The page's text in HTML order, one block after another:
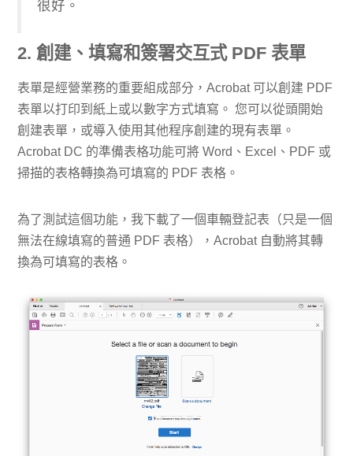
很好。
2. 創建、填寫和簽署交互式 PDF 表單
表單是經營業務的重要組成部分，Acrobat 可以創建 PDF
表單以打印到紙上或以數字方式填寫。 您可以從頭開始
創建表單，或導入使用其他程序創建的現有表單。
Acrobat DC 的準備表格功能可將 Word、Excel、PDF 或
掃描的表格轉換為可填寫的 PDF 表格。
為了測試這個功能，我下載了一個車輛登記表（只是一個
無法在線填寫的普通 PDF 表格），Acrobat 自動將其轉
換為可填寫的表格。